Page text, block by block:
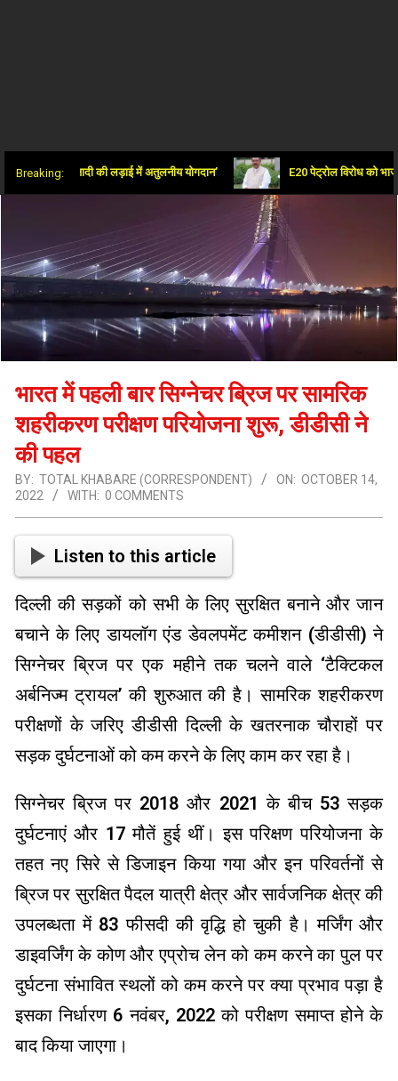
Breaking:
आजादी की लड़ाई में अतुलनीय योगदान’ E20 पेट्रोल विरोध को भाजपा ने
भारत में पहली बार सिग्नेचर ब्रिज पर सामरिक
शहरीकरण परीक्षण परियोजना शुरू, डीडीसी ने
की पहल
BY: TOTAL KHABARE (CORRESPONDENT) ON: OCTOBER 14,
2022
WITH: 0 COMMENTS
Listen to this article
दिल्ली की सड़कों को सभी के लिए सुरक्षित बनाने और जान
बचाने के लिए डायलॉग एंड डेवलपमेंट कमीशन (डीडीसी) ने
सिग्नेचर ब्रिज पर एक महीने तक चलने वाले ‘टैक्टिकल
अर्बनिज्म ट्रायल’ की शुरुआत की है। सामरिक शहरीकरण
परीक्षणों के जरिए डीडीसी दिल्ली के खतरनाक चौराहों पर
सड़क दुर्घटनाओं को कम करने के लिए काम कर रहा है।
सिग्नेचर ब्रिज पर 2018 और 2021 के बीच 53 सड़क
दुर्घटनाएं और 17 मौतें हुई थीं। इस परिक्षण परियोजना के
तहत नए सिरे से डिजाइन किया गया और इन परिवर्तनों से
ब्रिज पर सुरक्षित पैदल यात्री क्षेत्र और सार्वजनिक क्षेत्र की
उपलब्धता में 83 फीसदी की वृद्धि हो चुकी है। मर्जिंग और
डाइवर्जिंग के कोण और एप्रोच लेन को कम करने का पुल पर
दुर्घटना संभावित स्थलों को कम करने पर क्या प्रभाव पड़ा है
इसका निर्धारण 6 नवंबर, 2022 को परीक्षण समाप्त होने के
बाद किया जाएगा।